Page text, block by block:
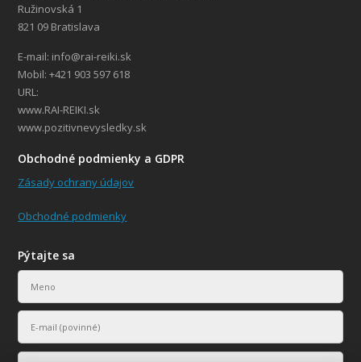
Ružinovská 1
821 09 Bratislava
E-mail: info@rai-reiki.sk
Mobil: +421 903 597 618
URL:
www.RAI-REIKI.sk
www.pozitivnevysledky.sk
Obchodné podmienky a GDPR
Zásady ochrany údajov
Obchodné podmienky
Pýtajte sa